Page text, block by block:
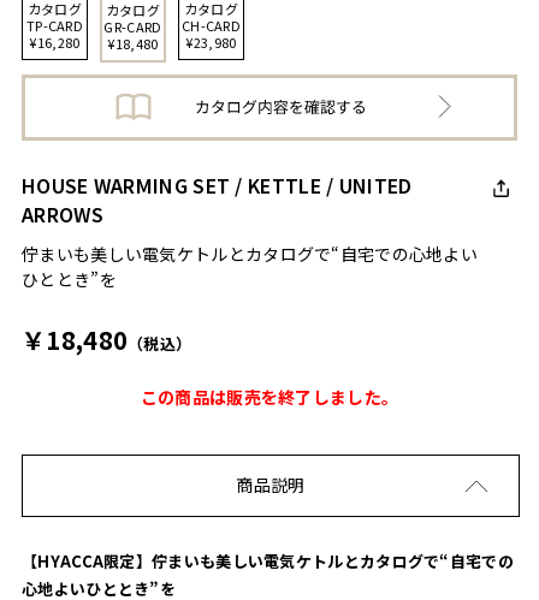
カタログ
TP-CARD
¥16,280
カタログ
GR-CARD
¥18,480
カタログ
CH-CARD
¥23,980
HOUSE WARMING SET / KETTLE / UNITED
ARROWS
佇まいも美しい電気ケトルとカタログで“自宅での心地よい
ひととき”を
￥18,480 （税込）
この商品は販売を終了しました。
商品説明
【HYACCA限定】佇まいも美しい電気ケトルとカタログで“自宅での
心地よいひととき”を